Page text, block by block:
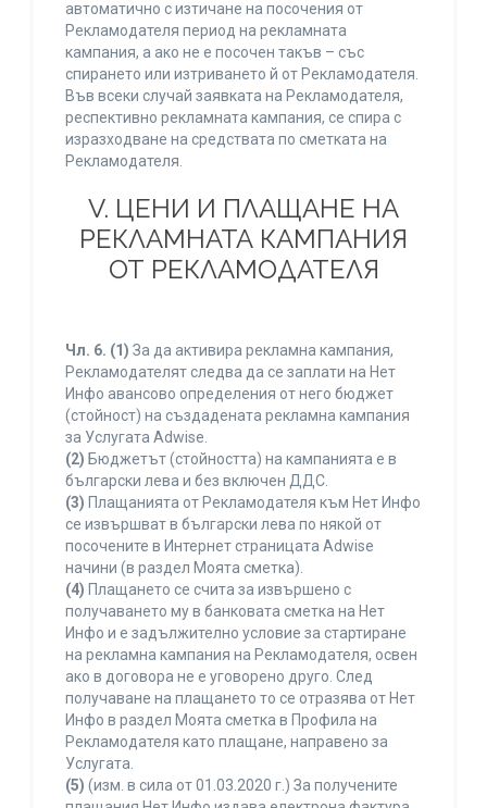
автоматично с изтичане на посочения от
Рекламодателя период на рекламната
кампания, а ако не е посочен такъв – със
спирането или изтриването й от Рекламодателя.
Във всеки случай заявката на Рекламодателя,
респективно рекламната кампания, се спира с
изразходване на средствата по сметката на
Рекламодателя.
V. ЦЕНИ И ПЛАЩАНЕ НА
РЕКЛАМНАТА КАМПАНИЯ
ОТ РЕКЛАМОДАТЕЛЯ
Чл. 6. (1) За да активира рекламна кампания,
Рекламодателят следва да се заплати на Нет
Инфо авансово определения от него бюджет
(стойност) на създадената рекламна кампания
за Услугата Adwise.
(2) Бюджетът (стойността) на кампанията е в
български лева и без включен ДДС.
(3) Плащанията от Рекламодателя към Нет Инфо
се извършват в български лева по някой от
посочените в Интернет страницата Adwise
начини (в раздел Моята сметка).
(4) Плащането се счита за извършено с
получаването му в банковата сметка на Нет
Инфо и е задължително условие за стартиране
на рекламна кампания на Рекламодателя, освен
ако в договора не е уговорено друго. След
получаване на плащането то се отразява от Нет
Инфо в раздел Моята сметка в Профила на
Рекламодателя като плащане, направено за
Услугата.
(5) (изм. в сила от 01.03.2020 г.) За получените